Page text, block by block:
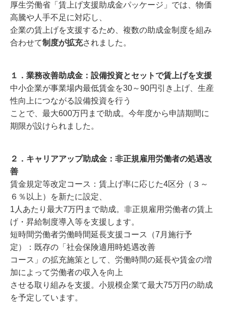
厚生労働省「賃上げ支援助成金パッケージ」では、物価
高騰や人手不足に対応し、
企業の賃上げを支援するため、複数の助成金制度を組み
合わせて制度が拡充されました。
１．業務改善助成金：設備投資とセットで賃上げを支援
中小企業が事業場内最低賃金を30～90円引き上げ、生産
性向上につながる設備投資を行う
ことで、最大600万円まで助成。今年度から申請期間に
期限が設けられました。
２．キャリアアップ助成金：非正規雇用労働者の処遇改
善
賃金規定等改定コース：賃上げ率に応じた4区分（３～
６％以上）を新たに設定、
1人あたり最大7万円まで助成。非正規雇用労働者の賃上
げ・昇給制度導入等を支援します。
短時間労働者労働時間延長支援コース（7月施行予
定）：既存の「社会保険適用時処遇改善
コース」の拡充施策として、労働時間の延長や賃金の増
加によって労働者の収入を向上
させる取り組みを支援。小規模企業て最大75万円の助成
を予定しています。